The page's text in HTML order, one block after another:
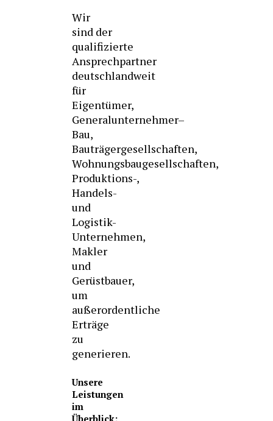
Wir
sind der
qualifizierte
Ansprechpartner
deutschlandweit
für
Eigentümer,
Generalunternehmer–
Bau,
Bauträgergesellschaften,
Wohnungsbaugesellschaften,
Produktions-,
Handels-
und
Logistik-
Unternehmen,
Makler
und
Gerüstbauer,
um
außerordentliche
Erträge
zu
generieren.
Unsere
Leistungen
im